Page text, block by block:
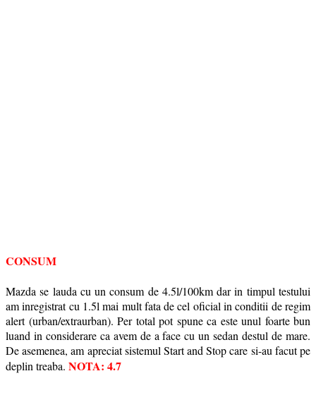
CONSUM
Mazda se lauda cu un consum de 4.5l/100km dar in timpul testului
am inregistrat cu 1.5l mai mult fata de cel oficial in conditii de regim
alert (urban/extraurban). Per total pot spune ca este unul foarte bun
luand in considerare ca avem de a face cu un sedan destul de mare.
De asemenea, am apreciat sistemul Start and Stop care si-au facut pe
deplin treaba. NOTA: 4.7